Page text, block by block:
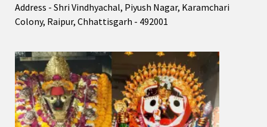
Address - Shri Vindhyachal, Piyush Nagar, Karamchari
Colony, Raipur, Chhattisgarh - 492001